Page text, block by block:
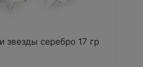
звезды серебро 17 гр